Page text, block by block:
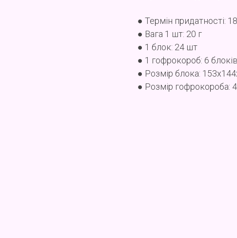
● Термін придатності:
● Вага 1 шт: 20 г
● 1 блок: 24 шт
● 1 гофрокороб: 6 блоків
● Розмір блока:
● Розмір гофрокороба: